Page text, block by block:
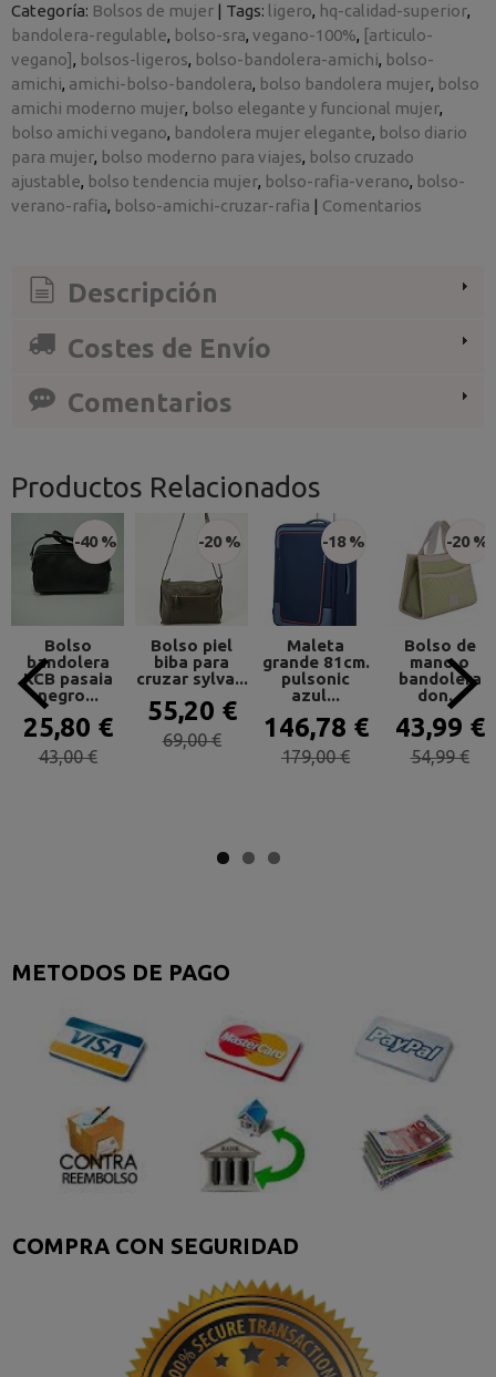
METODOS DE PAGO
COMPRA CON SEGURIDAD
Categoría: Bolsos de mujer | Tags: ligero hq-calidad-superior
bandolera-regulable bolso-sra vegano-100% [articulo-
vegano]
bolsos-ligeros bolso-bandolera-amichi bolso-
amichi amichi-bolso-bandolera bolso bandolera mujer bolso
amichi moderno mujer bolso elegante y funcional mujer
bolso amichi vegano bandolera mujer elegante bolso diario
para mujer bolso moderno para viajes bolso cruzado
ajustable bolso tendencia mujer bolso-rafia-verano bolso-
verano-rafia bolso-amichi-cruzar-rafia | Comentarios
Descripción
Costes de Envío
Comentarios
Productos Relacionados
-40 %
Bolso
bandolera
KCB pasaia
negro...
25,80 €
43,00 €
-20 %
Bolso piel
biba para
cruzar sylva...
55,20 €
69,00 €
-18 %
Maleta
grande 81cm.
pulsonic
azul...
146,78 €
179,00 €
-20 %
Bolso de
mano o
bandolera
don...
43,99 €
54,99 €